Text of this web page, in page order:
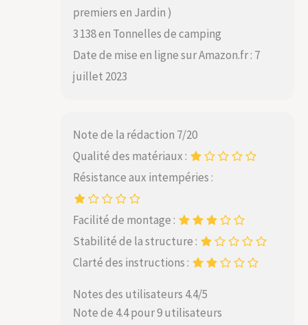
premiers en Jardin )
3 138 en Tonnelles de camping
Date de mise en ligne sur Amazon.fr : 7
juillet 2023
Note de la rédaction 7/20
Qualité des matériaux :
Résistance aux intempéries :
Facilité de montage :
Stabilité de la structure :
Clarté des instructions :
Notes des utilisateurs 4.4/5
Note de 4.4 pour 9 utilisateurs